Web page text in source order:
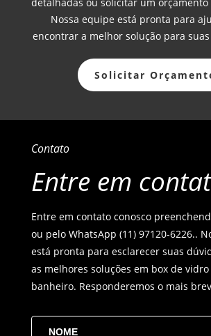
Nossa equipe está pronta para
encontrar a melhor solução para
Solicitar
Contato
Entre em
Entre em contato conosco
ou pelo WhatsApp (11) 97120-6226..
está pronta para esclarecer suas
as melhores soluções em box de
banheiro. Responderemos o mais